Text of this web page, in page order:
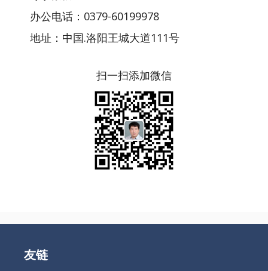
办公电话：0379-60199978
地址：中国.洛阳王城大道111号
扫一扫添加微信
友链